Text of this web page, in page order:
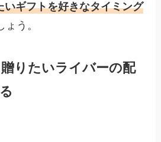
いギフトを好きなタイミング
ょう。
りたいライバーの配